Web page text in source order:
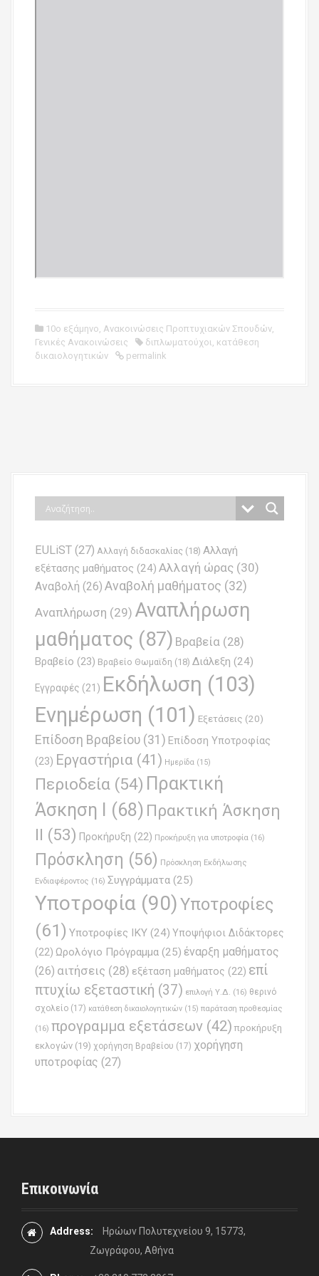
10ο εξάμηνο, Ανακοινώσεις Προπτυχιακών Σπουδών,
Γενικές Ανακοινώσεις
διπλωματούχοι, κατάθεση
δικαιολογητικών
permalink
EULiST (27) Αλλαγή διδασκαλίας (18) Αλλαγή
εξέτασης μαθήματος (24) Αλλαγή ώρας (30)
Αναβολή (26) Αναβολή μαθήματος (32)
Αναπλήρωση (29) Αναπλήρωση
μαθήματος (87) Βραβεία (28)
Βραβείο (23) Βραβείο Θωμαϊδη (18) Διάλεξη (24)
Εγγραφές (21) Εκδήλωση (103)
Ενημέρωση (101) Εξετάσεις (20)
Επίδοση Βραβείου (31) Επίδοση Υποτροφίας
(23) Εργαστήρια (41) Ημερίδα (15)
Περιοδεία (54) Πρακτική
Άσκηση Ι
(68) Πρακτική Άσκηση
ΙΙ (53) Προκήρυξη (22) Προκήρυξη για υποτροφία (16)
Πρόσκληση (56) Πρόσκληση Εκδήλωσης
Ενδιαφέροντος (16) Συγγράμματα (25)
Υποτροφία (90)Υποτροφίες
(61) Υποτροφίες ΙΚΥ (24) Υποψήφιοι Διδάκτορες
(22) Ωρολόγιο Πρόγραμμα (25) έναρξη μαθήματος
(26) αιτήσεις (28) εξέταση μαθήματος (22) επί
πτυχίω εξεταστική (37) επιλογή Υ.Δ. (16) θερινό
σχολείο (17) κατάθεση δικαιολογητικών (15) παράταση προθεσμίας
(16) προγραμμα εξετάσεων (42) προκήρυξη
εκλογών (19) χορήγηση Βραβείου (17) χορήγηση
υποτροφίας (27)
Επικοινωνία
Address:
Ηρώων Πολυτεχνείου 9, 15773,
Ζωγράφου, Αθήνα